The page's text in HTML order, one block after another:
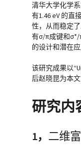
清华大学化学
有1.46 eV 的直
性，从而稳定
有σ/π成键和σ*/
的设计和潜在
该研究成果以
后赵晓昆为本
研究内
1， 二维